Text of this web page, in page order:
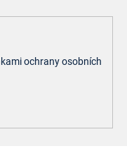
ochrany osobních